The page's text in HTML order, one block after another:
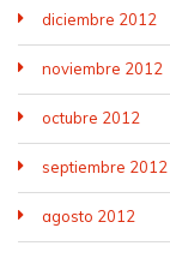
diciembre 2012
noviembre 2012
octubre 2012
septiembre 2012
agosto 2012